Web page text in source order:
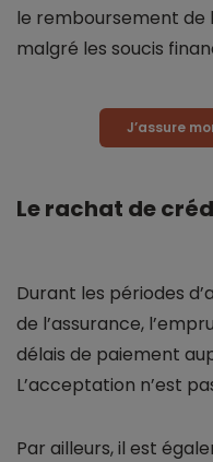
le remboursement de
malgré les soucis
J’assure
Le rachat de
Durant les périodes
de l’assurance,
délais de paiement
L’acceptation n’est
Par ailleurs, il est